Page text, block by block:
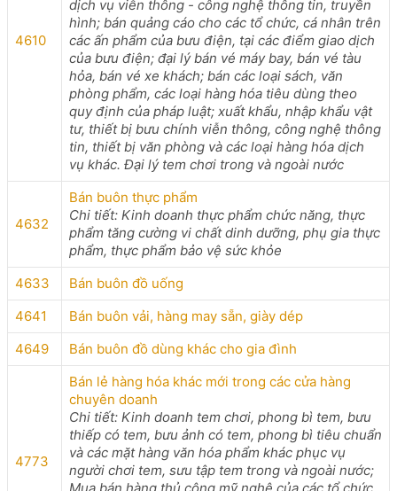
4610
dịch vụ viễn thông - công nghệ thông tin, truyền
hình; bán quảng cáo cho các tổ chức, cá nhân trên
các ấn phẩm của bưu điện, tại các điểm giao dịch
của bưu điện; đại lý bán vé máy bay, bán vé tàu
hỏa, bán vé xe khách; bán các loại sách, văn
phòng phẩm, các loại hàng hóa tiêu dùng theo
quy định của pháp luật; xuất khẩu, nhập khẩu vật
tư, thiết bị bưu chính viễn thông, công nghệ thông
tin, thiết bị văn phòng và các loại hàng hóa dịch
vụ khác. Đại lý tem chơi trong và ngoài nước
4632
Bán buôn thực phẩm
Chi tiết: Kinh doanh thực phẩm chức năng, thực
phẩm tăng cường vi chất dinh dưỡng, phụ gia thực
phẩm, thực phẩm bảo vệ sức khỏe
4633
Bán buôn đồ uống
4641
Bán buôn vải, hàng may sẵn, giày dép
4649
Bán buôn đồ dùng khác cho gia đình
4773
Bán lẻ hàng hóa khác mới trong các cửa hàng
chuyên doanh
Chi tiết: Kinh doanh tem chơi, phong bì tem, bưu
thiếp có tem, bưu ảnh có tem, phong bì tiêu chuẩn
và các mặt hàng văn hóa phẩm khác phục vụ
người chơi tem, sưu tập tem trong và ngoài nước;
Mua bán hàng thủ công mỹ nghệ của các tổ chức